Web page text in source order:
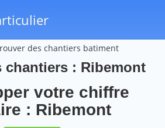
des chantiers batiment
chantiers : Ribemont
votre chiffre
: Ribemont